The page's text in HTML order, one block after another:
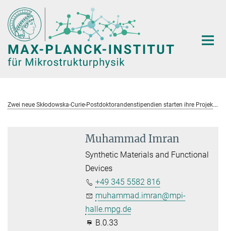
Hauptinhalt
Z
wei neue Skłodowska-Curie-Postdoktorandenstipendien starten ihre Projekte
Muhammad Imran
Synthetic Materials and Functional
Devices
+49 345 5582 816
muhammad.imran@mpi-
halle.mpg.de
B.0.33